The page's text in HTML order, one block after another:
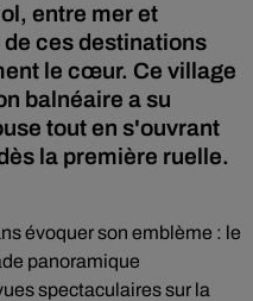
entre mer et
ces destinations
le cœur. Ce village
balnéaire a su
tout en s'ouvrant
la première ruelle.
évoquer son emblème : le
panoramique
spectaculaires sur la